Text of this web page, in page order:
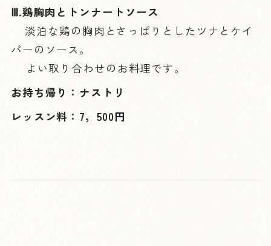
Ⅲ.鶏胸肉とトンナートソース
淡泊な鶏の胸肉とさっぱりとしたツナとケイ
パーのソース。
よい取り合わせのお料理です。
お持ち帰り：ナストリ
レッスン料：7，500円